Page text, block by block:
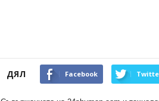
ДЯЛ Facebook